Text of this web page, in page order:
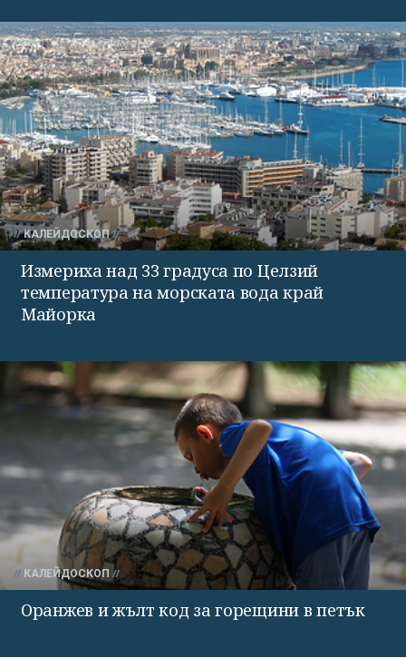
КАЛЕЙДОСКОП
Измериха над 33 градуса по Целзий
температура на морската вода край
Майорка
КАЛЕЙДОСКОП
Оранжев и жълт код за горещини в петък